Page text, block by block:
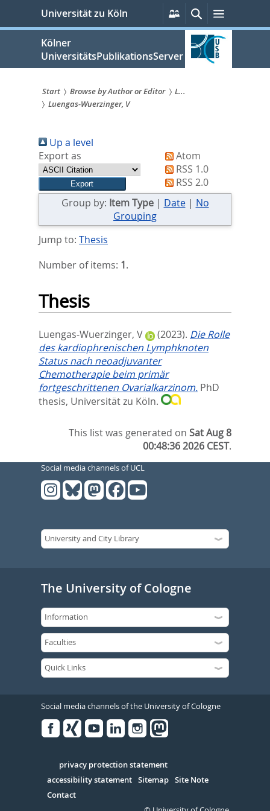
springen
Universität zu Köln
Persönliche
Services
SucheMenü
Kölner
UniversitätsPublikationsServer
Sie
sind
hier:
Start Browse by Author or Editor
L...
Luengas-Wuerzinger, V
Up a level
Export as
Atom
RSS 1.0
RSS 2.0
Group by: Item Type| Date| No
Grouping
Jump to: Thesis
Number of items: 1.
Thesis
Luengas-Wuerzinger, V (2023). Die Rolle
des kardiophrenischen Lymphknoten
Status nach neoadjuvanter
Chemotherapie beim primär
fortgeschrittenen Ovarialkarzinom. PhD
thesis, Universität zu Köln.
This list was generated onSat Aug 8
00:48:36 2026 CEST.
Social media channels of UCL
The University of Cologne
Social media channels of the University of Cologne
Serivce
privacy protection statement
accessibility statement Sitemap Site Note
Contact